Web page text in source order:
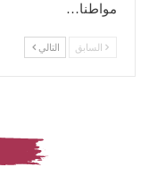
مواطنا…
السابق التالي